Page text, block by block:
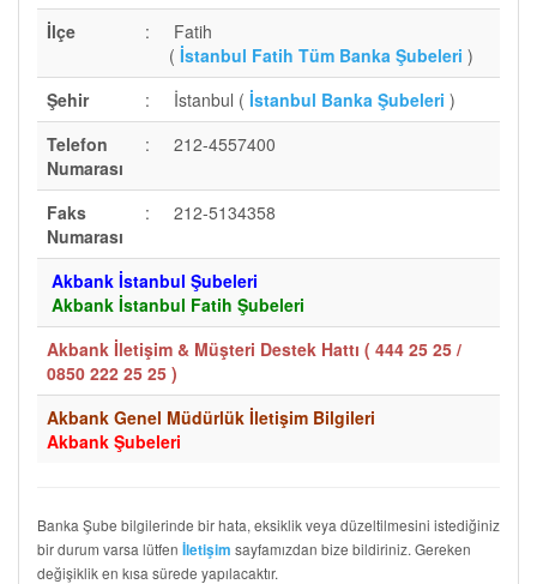
İlçe :
Fatih
( İstanbul Fatih Tüm Banka Şubeleri )
Şehir
: İstanbul ( İstanbul Banka Şubeleri )
Telefon
Numarası
: 212-4557400
Faks
Numarası
: 212-5134358
Akbank İstanbul Şubeleri
Akbank İstanbul Fatih Şubeleri
Akbank İletişim & Müşteri Destek Hattı ( 444 25 25 /
0850 222 25 25 )
Akbank Genel Müdürlük İletişim Bilgileri
Akbank Şubeleri
Banka Şube bilgilerinde bir hata, eksiklik veya düzeltilmesini istediğiniz
bir durum varsa lütfen İletişim sayfamızdan bize bildiriniz. Gereken
değişiklik en kısa sürede yapılacaktır.